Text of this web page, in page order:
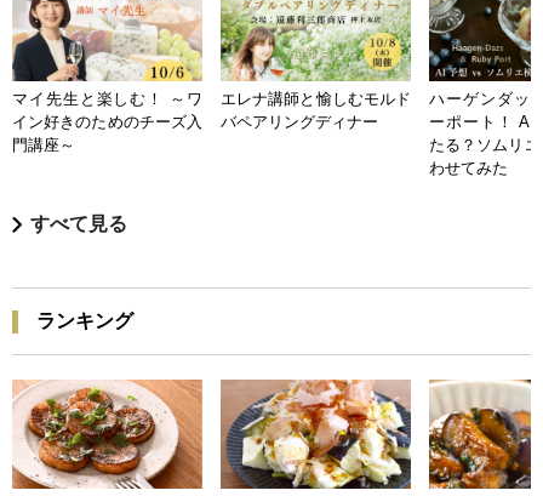
マイ先生と楽しむ！ ～ワ
イン好きのためのチーズ入
門講座～
エレナ講師と愉しむモルド
バペアリングディナー
ハーゲンダッ
ーポート！ AI
たる？ソムリ
わせてみた
すべて見る
ランキング